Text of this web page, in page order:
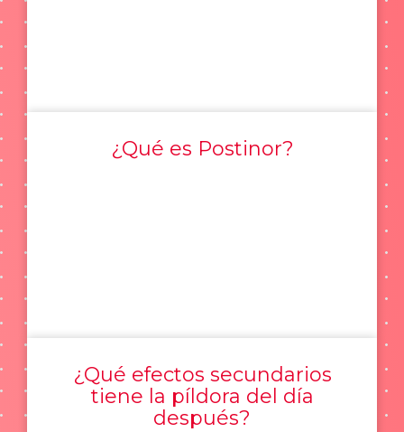
¿Qué es Postinor?
¿Qué efectos secundarios
tiene la píldora del día
después?